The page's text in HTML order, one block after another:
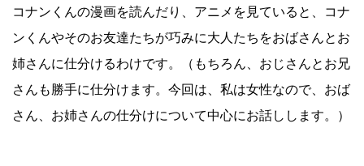
コナンくんの漫画を読んだり、アニメを見ていると、コナ
ンくんやそのお友達たちが巧みに大人たちをおばさんとお
姉さんに仕分けるわけです。（もちろん、おじさんとお兄
さんも勝手に仕分けます。今回は、私は女性なので、おば
さん、お姉さんの仕分けについて中心にお話しします。）